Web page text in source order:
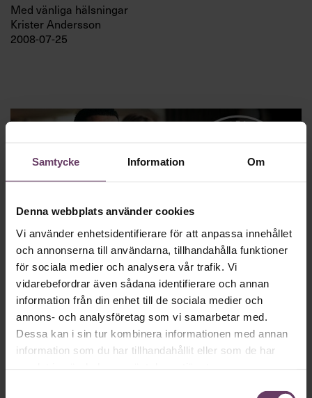
Samtycke Information Om
Denna webbplats använder cookies
Vi använder enhetsidentifierare för att anpassa innehållet
och annonserna till användarna, tillhandahålla funktioner
för sociala medier och analysera vår trafik. Vi
vidarebefordrar även sådana identifierare och annan
information från din enhet till de sociala medier och
annons- och analysföretag som vi samarbetar med.
Dessa kan i sin tur kombinera informationen med annan
information som du har tillhandahållit eller som de har
Prenumerera
Med vänliga hälsningar
Krister Andersson
2008-07-25
CERTIFIERAD UTBILDNING:NY
SOM CHEF
Ge dig själv eller dina nya chefer bästa möjliga start i
rollen – och förutsättningar att skapa resultat.
Sveriges
mest etablerade utbildning för dig med upp till två års
erfarenhet av chefsyrket. Löpande starter.